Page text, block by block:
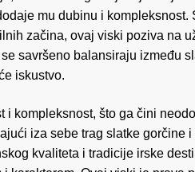
mu dubinu i kompleksnost.
začina, ovaj viski poziva na
savršeno balansiraju između
iskustvo.
kompleksnost, što ga čini
iza sebe trag slatke gorčine i
kvaliteta i tradicije irske